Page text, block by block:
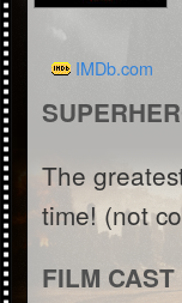
IMDb.com
The
time! (not
FILM CAST